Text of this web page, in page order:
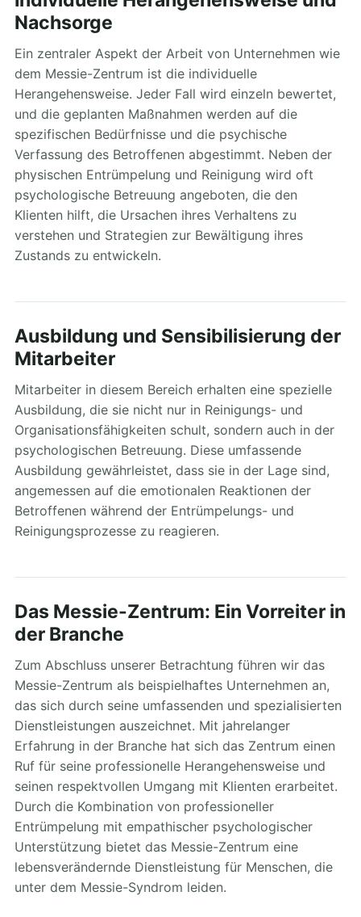
Nachsorge
Ein zentraler Aspekt der Arbeit von Unternehmen wie
dem Messie-Zentrum ist die individuelle
Herangehensweise. Jeder Fall wird einzeln bewertet,
und die geplanten Maßnahmen werden auf die
spezifischen Bedürfnisse und die psychische
Verfassung des Betroffenen abgestimmt. Neben der
physischen Entrümpelung und Reinigung wird oft
psychologische Betreuung angeboten, die den
Klienten hilft, die Ursachen ihres Verhaltens zu
verstehen und Strategien zur Bewältigung ihres
Zustands zu entwickeln.
Ausbildung und Sensibilisierung der
Mitarbeiter
Mitarbeiter in diesem Bereich erhalten eine spezielle
Ausbildung, die sie nicht nur in Reinigungs- und
Organisationsfähigkeiten schult, sondern auch in der
psychologischen Betreuung. Diese umfassende
Ausbildung gewährleistet, dass sie in der Lage sind,
angemessen auf die emotionalen Reaktionen der
Betroffenen während der Entrümpelungs- und
Reinigungsprozesse zu reagieren.
Das Messie-Zentrum: Ein Vorreiter in
der Branche
Zum Abschluss unserer Betrachtung führen wir das
Messie-Zentrum als beispielhaftes Unternehmen an,
das sich durch seine umfassenden und spezialisierten
Dienstleistungen auszeichnet. Mit jahrelanger
Erfahrung in der Branche hat sich das Zentrum einen
Ruf für seine professionelle Herangehensweise und
seinen respektvollen Umgang mit Klienten erarbeitet.
Durch die Kombination von professioneller
Entrümpelung mit empathischer psychologischer
Unterstützung bietet das Messie-Zentrum eine
lebensverändernde Dienstleistung für Menschen, die
unter dem Messie-Syndrom leiden.